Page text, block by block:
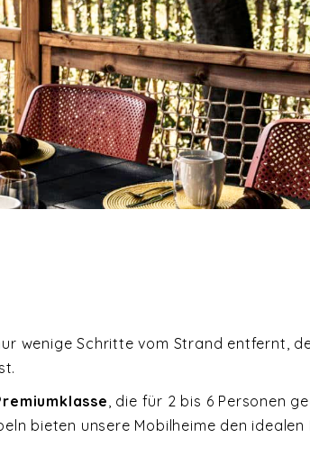
wenige Schritte vom Strand entfernt,
, die für 2 bis 6 Personen
bieten unsere Mobilheime den idealen